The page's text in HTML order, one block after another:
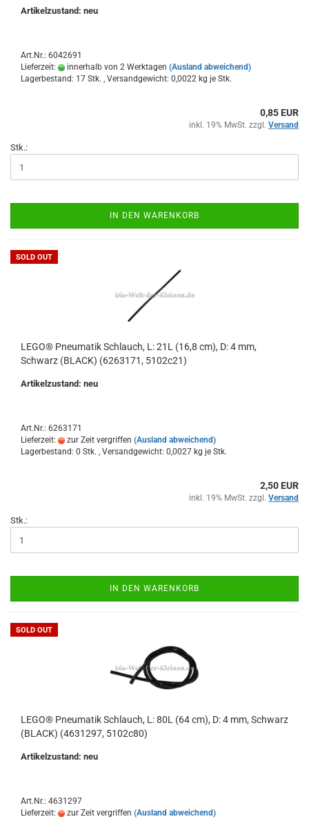
Artikelzustand: neu
Art.Nr.: 6042691
Lieferzeit:
innerhalb von 2 Werktagen (Ausland abweichend)
Lagerbestand: 17 Stk. , Versandgewicht: 0,0022 kg je Stk.
0,85 EUR
inkl. 19% MwSt. zzgl. Versand
Stk.:
IN DEN WARENKORB
SOLD OUT
LEGO® Pneumatik Schlauch, L: 21L (16,8 cm), D: 4 mm,
Schwarz (BLACK) (6263171, 5102c21)
Artikelzustand: neu
Art.Nr.: 6263171
Lieferzeit:
zur Zeit vergriffen (Ausland abweichend)
Lagerbestand: 0 Stk. , Versandgewicht: 0,0027 kg je Stk.
2,50 EUR
inkl. 19% MwSt. zzgl. Versand
Stk.:
IN DEN WARENKORB
SOLD OUT
LEGO® Pneumatik Schlauch, L: 80L (64 cm), D: 4 mm, Schwarz
(BLACK) (4631297, 5102c80)
Artikelzustand: neu
Art.Nr.: 4631297
Lieferzeit:
zur Zeit vergriffen (Ausland abweichend)